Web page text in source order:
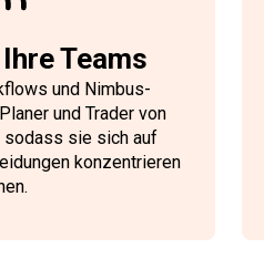
Teams
und Nimbus-
und Trader von
sodass sie sich auf
konzentrieren